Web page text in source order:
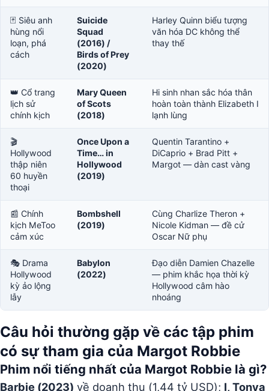
🃏 Siêu anh
hùng nổi
loạn, phá
cách
Suicide
Squad
(2016) /
Birds of Prey
(2020)
Harley Quinn biểu tượng
văn hóa DC không thể
thay thế
👑 Cổ trang
lịch sử
chính kịch
Mary Queen
of Scots
(2018)
Hi sinh nhan sắc hóa thân
hoàn toàn thành Elizabeth I
lạnh lùng
🎬
Hollywood
thập niên
60 huyền
thoại
Once Upon a
Time… in
Hollywood
(2019)
Quentin Tarantino +
DiCaprio + Brad Pitt +
Margot — dàn cast vàng
📰 Chính
kịch MeToo
cảm xúc
Bombshell
(2019)
Cùng Charlize Theron +
Nicole Kidman — đề cử
Oscar Nữ phụ
🎭 Drama
Hollywood
kỳ ảo lộng
lẫy
Babylon
(2022)
Đạo diễn Damien Chazelle
— phim khắc họa thời kỳ
Hollywood câm hào
nhoáng
Câu hỏi thường gặp về các tập phim
có sự tham gia của Margot Robbie
Phim nổi tiếng nhất của Margot Robbie là gì?
Barbie (2023) về doanh thu (1,44 tỷ USD); I, Tonya